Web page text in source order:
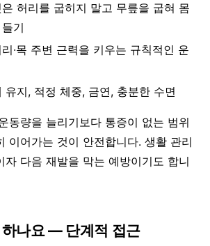
허리를 굽히지 말고 무릎을 굽혀 몸
기
·목 주변 근력을 키우는 규칙적인 운
유지, 적정 체중, 금연, 충분한 수면
동량을 늘리기보다 통증이 없는 범위
이어가는 것이 안전합니다. 생활 관리
자 다음 재발을 막는 예방이기도 합니
나요 — 단계적 접근